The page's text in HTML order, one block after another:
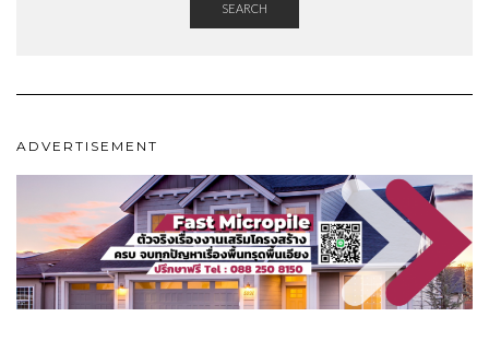
SEARCH
ADVERTISEMENT